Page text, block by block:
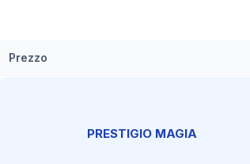
Prezzo
PRESTIGIO MAGIA